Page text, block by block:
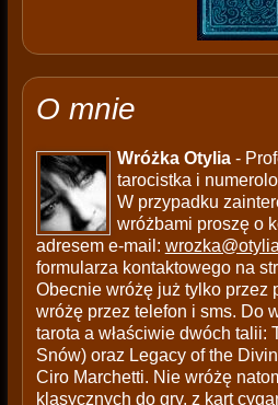
O mnie
Wróżka Otylia-
tarocistka i
W przypadku
wróżbami proszę o
adresem e-mail:
formularza kontaktowego na
Obecnie wróżę już tylko przez
wróżę przez telefon i sms. Do
tarota a właściwie dwóch talii:
Snów) oraz Legacy of the
Ciro Marchetti. Nie wróżę
klasycznych do gry, z kart